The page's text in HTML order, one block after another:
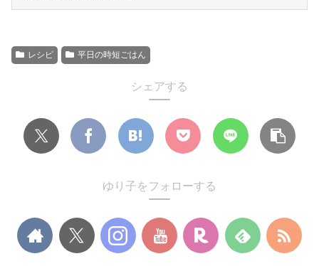
レシピ 平日の時短ごはん
シェアする
ゆり子をフォローする